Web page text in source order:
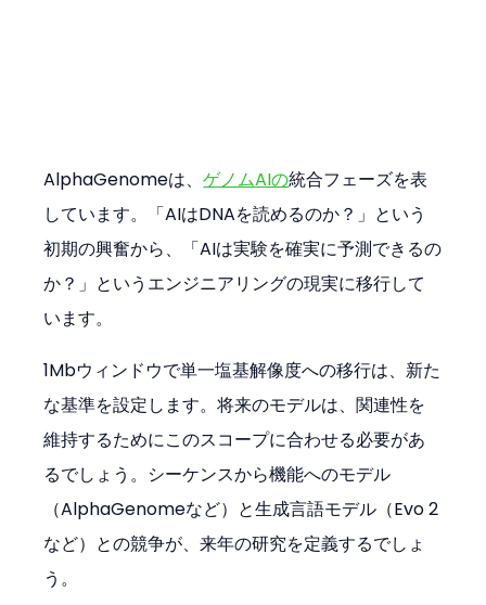
AlphaGenomeは、ゲノムAIの統合フェーズを表
しています。「AIはDNAを読めるのか？」という
初期の興奮から、「AIは実験を確実に予測できるの
か？」というエンジニアリングの現実に移行して
います。
1Mbウィンドウで単一塩基解像度への移行は、新た
な基準を設定します。将来のモデルは、関連性を
維持するためにこのスコープに合わせる必要があ
るでしょう。シーケンスから機能へのモデル
（AlphaGenomeなど）と生成言語モデル（Evo 2
など）との競争が、来年の研究を定義するでしょ
う。